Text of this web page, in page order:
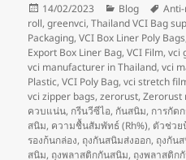
Posted
on
14/02/2023 Categories
Blog Tags
roll,greenvci,Thailand VCI Bag
Packaging,VCI Box Liner Poly Bags
Export Box Liner Bag,VCI Film,vci
vci manufacturer in Thailand,vci
Plastic,VCI Poly Bag,vci stretch
vci zipper bags,zerorust,Zerorust
ควบแน่น, กรีนวีซีไอ, กันสนิม, การกัด
สนิม, ความชื้นสัมพัทธ์ (Rh%), ตัวช่ว
รองก้นกล่อง, ถุงกันสนิมส่งออก, ถุงกัน
สนิม, ถุงพลาสติกกันสนิม, ถุงพลาสติก